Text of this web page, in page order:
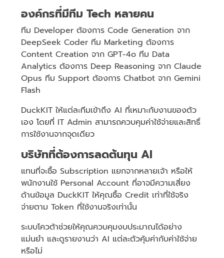
องค์กรที่มีทีม Tech หลายคน
ทีม Developer ต้องการ Code Generation จาก
DeepSeek Coder ทีม Marketing ต้องการ
Content Creation จาก GPT-4o ทีม Data
Analytics ต้องการ Deep Reasoning จาก Claude
Opus ทีม Support ต้องการ Chatbot จาก Gemini
Flash
DuckKIT ให้แต่ละทีมเข้าถึง AI ที่เหมาะกับงานของตัว
เอง โดยที่ IT Admin สามารถควบคุมค่าใช้จ่ายและสิทธิ์
การใช้งานจากจุดเดียว
บริษัทที่ต้องการลดต้นทุน AI
แทนที่จะซื้อ Subscription แยกจากหลายเจ้า หรือให้
พนักงานใช้ Personal Account ที่อาจมีความเสี่ยง
ด้านข้อมูล DuckKIT ให้คุณซื้อ Credit เท่าที่ใช้จริง
จ่ายตาม Token ที่ใช้งานจริงเท่านั้น
ระบบโควต้าช่วยให้คุณควบคุมงบประมาณได้อย่าง
แม่นยำ และดูรายงานว่า AI แต่ละตัวคุ้มค่ากับค่าใช้จ่าย
หรือไม่